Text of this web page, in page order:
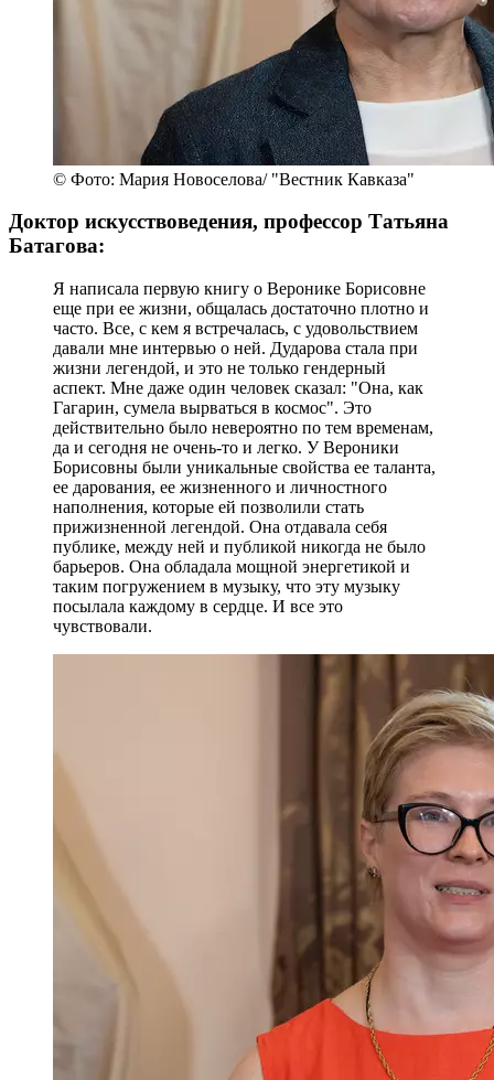
© Фото: Мария Новоселова/ "Вестник Кавказа"
Доктор искусствоведения, профессор Татьяна
Батагова:
Я написала первую книгу о Веронике Борисовне
еще при ее жизни, общалась достаточно плотно и
часто. Все, с кем я встречалась, с удовольствием
давали мне интервью о ней. Дударова стала при
жизни легендой, и это не только гендерный
аспект. Мне даже один человек сказал: "Она, как
Гагарин, сумела вырваться в космос". Это
действительно было невероятно по тем временам,
да и сегодня не очень-то и легко. У Вероники
Борисовны были уникальные свойства ее таланта,
ее дарования, ее жизненного и личностного
наполнения, которые ей позволили стать
прижизненной легендой. Она отдавала себя
публике, между ней и публикой никогда не было
барьеров. Она обладала мощной энергетикой и
таким погружением в музыку, что эту музыку
посылала каждому в сердце. И все это
чувствовали.